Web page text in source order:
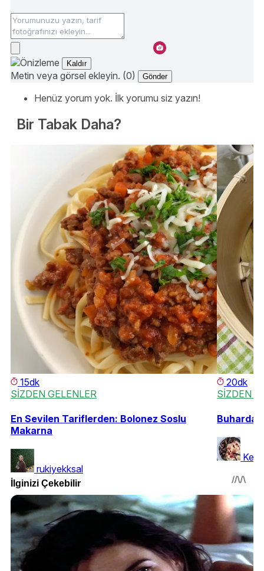
Kaldır
Metin veya görsel ekleyin. (0) Gönder
Henüz yorum yok. İlk yorumu siz yazın!
Bir Tabak Daha?
15dk
SİZDEN GELENLER
En Sevilen Tariflerden: Bolonez Soslu
Makarna
rukiyekksal
20dk
SİZDEN
Buharda